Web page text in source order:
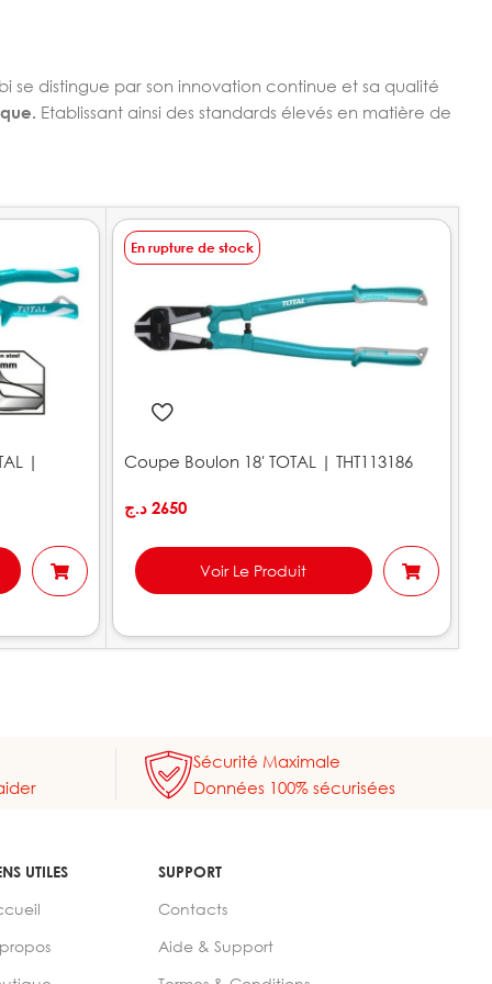
se distingue par son innovation continue et sa qualité
Etablissant ainsi des standards élevés en matière de
|
En rupture de stock
Coupe Boulon 18′ TOTAL | THT113186
2650 د.ج
Voir Le Produit
Sécurité Maximale
Données 100% sécurisées
UTILES
SUPPORT
Contacts
Aide & Support